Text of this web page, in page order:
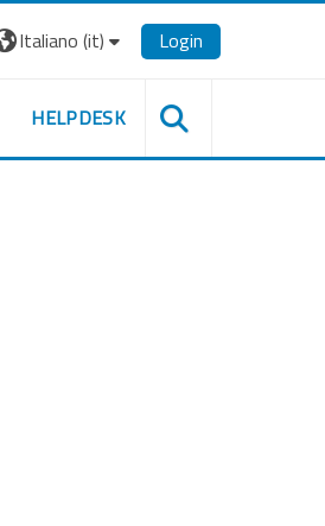
Italiano ‎(it)‎ Login
HELPDESK